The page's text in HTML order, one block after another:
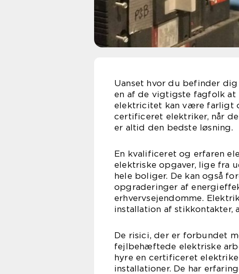
Uanset hvor du befinder
en af de vigtigste fagfolk at
elektricitet kan være farligt
certificeret elektriker, når
er altid den bedste løsning.
En kvalificeret og erfaren
elektriske opgaver, lige fra
hele boliger. De kan også
opgraderinger af
erhvervsejendomme.
installation af stikkontakter,
De risici, der er forbundet
fejlbehæftede elektriske
hyre en certificeret
installationer. De har